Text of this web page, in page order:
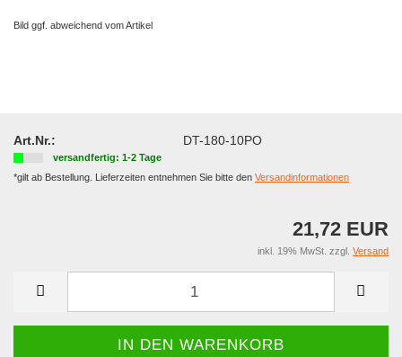
Bild ggf. abweichend vom Artikel
Art.Nr.: DT-180-10PO
versandfertig: 1-2 Tage
*gilt ab Bestellung. Lieferzeiten entnehmen Sie bitte den Versandinformationen
21,72 EUR
inkl. 19% MwSt. zzgl. Versand